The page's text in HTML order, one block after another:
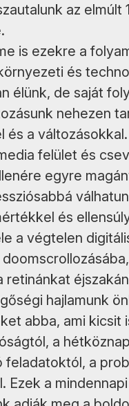
az elmúlt
is ezekre a
és
élünk, de saját
nehezen
és a
felület és
egyre
és
a végtelen
retinánkat
hajlamunk
abba, ami kicsit
a
feladatoktól, a
Ezek a mindennapi